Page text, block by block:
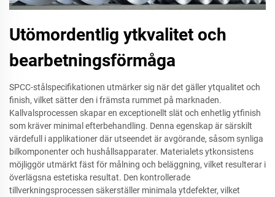
Utömordentlig ytkvalitet och
bearbetningsförmåga
SPCC-stålspecifikationen utmärker sig när det gäller ytqualitet och
finish, vilket sätter den i främsta rummet på marknaden.
Kallvalsprocessen skapar en exceptionellt slät och enhetlig ytfinish
som kräver minimal efterbehandling. Denna egenskap är särskilt
värdefull i applikationer där utseendet är avgörande, såsom synliga
bilkomponenter och hushållsapparater. Materialets ytkonsistens
möjliggör utmärkt fäst för målning och beläggning, vilket resulterar i
överlägsna estetiska resultat. Den kontrollerade
tillverkningsprocessen säkerställer minimala ytdefekter, vilket